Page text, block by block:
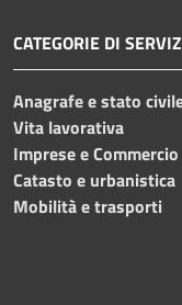
CATEGORIE DI
Anagrafe e stato
Vita lavorativa
Imprese e Commercio
Catasto e urbanistica
Mobilità e trasporti